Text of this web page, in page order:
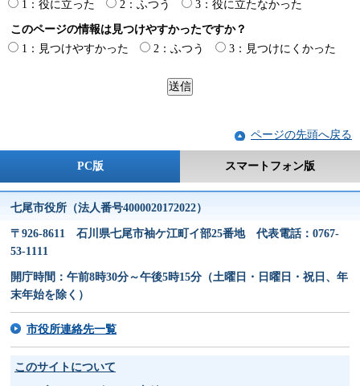
1：役に立った
2：ふつう 3：役に立たなかった
このページの情報は見つけやすかったですか？
1：見つけやすかった
2：ふつう 3：見つけにくかった
ページの先頭へ戻る
PC版 スマートフォン版
七尾市役所（法人番号4000020172022）
〒926-8611 石川県七尾市袖ケ江町イ部25番地 代表電話：0767-
53-1111
開庁時間：午前8時30分～午後5時15分（土曜日・日曜日・祝日、年
末年始を除く）
市役所連絡先一覧
このサイトについて